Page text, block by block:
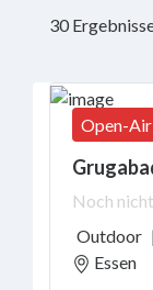
Lasertag
Reality
Indoor
trampoline
Riding
Roller
30
Open-
Noch
Outdoor
Essen